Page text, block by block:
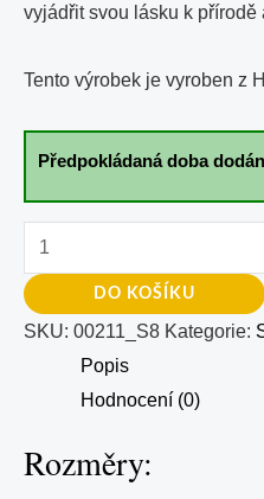
vyjádřit svou lásku k přírodě
Tento výrobek je vyroben z
Předpokládaná doba
DO KOŠÍKU
SKU: 00211_S8 Kategorie:
Popis
Hodnocení (0)
Rozměry: